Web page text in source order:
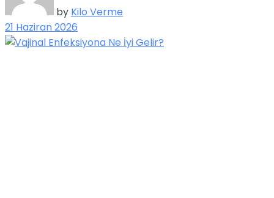
by Kilo Verme
21 Haziran 2026